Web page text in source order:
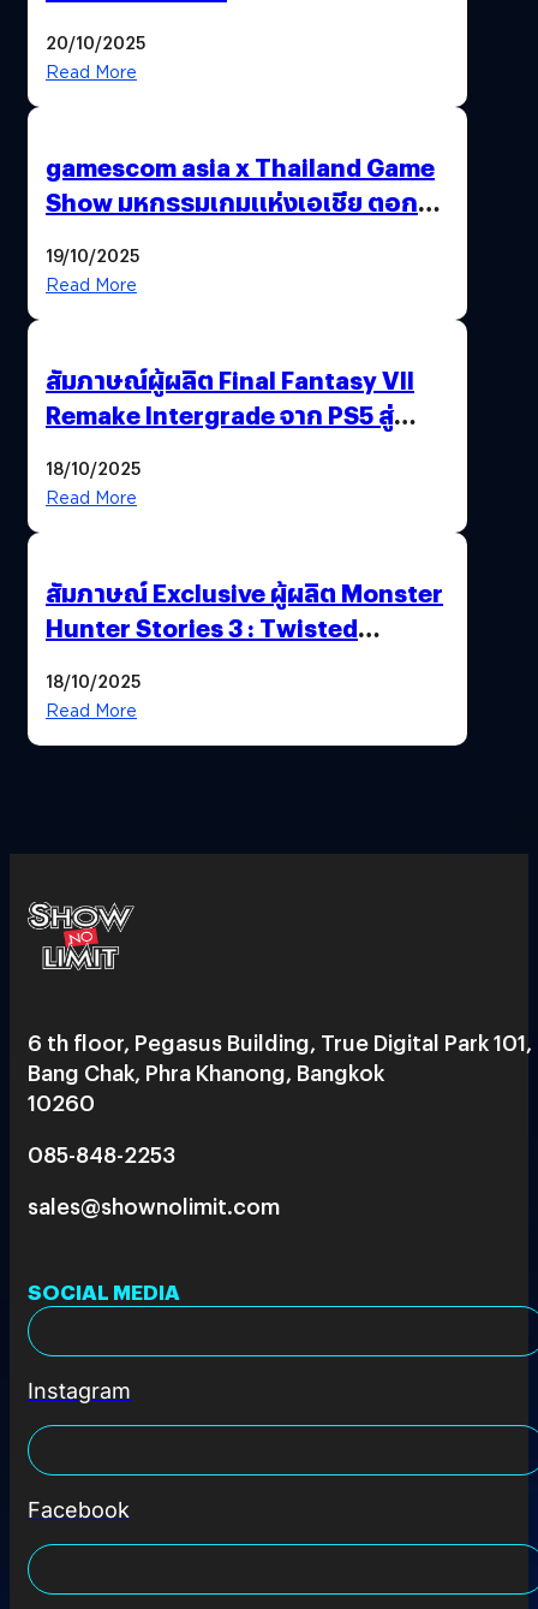
20/10/2025
Read More
gamescom asia x Thailand Game
Show มหกรรมเกมแห่งเอเชีย ตอกย้ำ
พาณิชย์ร่วมชูความสำเร็จ
19/10/2025
Read More
สัมภาษณ์ผู้ผลิต Final Fantasy VII
Remake Intergrade จาก PS5 สู่
18/10/2025
Read More
สัมภาษณ์ Exclusive ผู้ผลิต Monster
Hunter Stories 3 : Twisted
สวยฉ่ำ !
18/10/2025
Read More
6 th floor, Pegasus Building, True Digital Park 101,
Bang Chak, Phra Khanong, Bangkok
10260
085-848-2253
sales@shownolimit.com
SOCIAL MEDIA
Instagram
Facebook